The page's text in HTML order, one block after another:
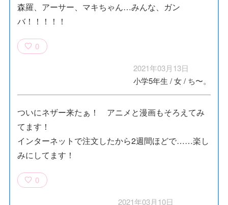
森羅、アーサー、マキちゃん…みんな、ガン
バ！！！！！
0
2021年03月13日
小学5年生 /女/ ち〜。
ついにネザー来たぁ！ アニメと漫画もそろえてみ
てます！
インターネットで注文したから2週間ほどで……楽し
みにしてます！
0
2021年03月10日